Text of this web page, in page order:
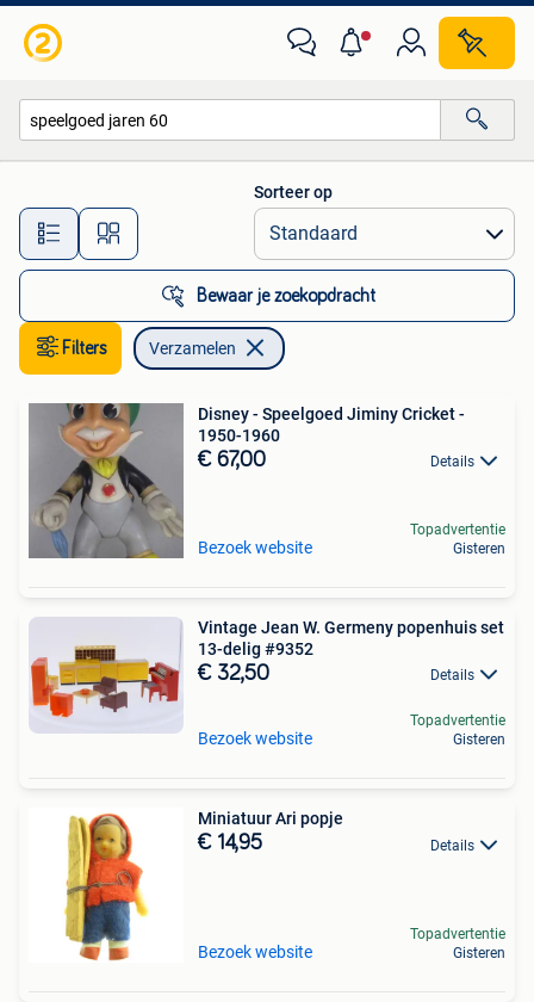
Alle afstanden…
Sorteer op
Bewaar je zoekopdracht
Filters Verzamelen
Disney - Speelgoed Jiminy Cricket -
1950-1960
€ 67,00 Details
Bezoek website
Topadvertentie
Gisteren
Vintage Jean W. Germeny popenhuis set
13-delig #9352
€ 32,50 Details
Bezoek website
Topadvertentie
Gisteren
Miniatuur Ari popje
€ 14,95 Details
Bezoek website
Topadvertentie
Gisteren